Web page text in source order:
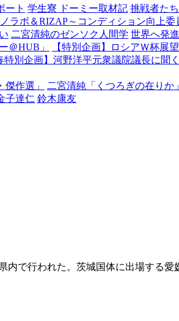
ート 学生寮 ドーミー取材記 挑戦者た
ラボ＆RIZAP～コンディション向上委
二宮清純のゼンソク人間学 世界へ発
＠HUB」
【特別企画】ロシアＷ杯展
特別企画】河野洋平元衆議院議長に聞く
作選」
二宮清純「くつろぎの在りか」
子達仁 鈴木康友
で行われた。茨城国体に出場する愛